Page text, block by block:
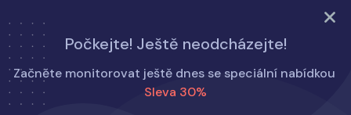
VYZKOUŠET NYNÍ
Počkejte! Ještě neodcházejte!
Začněte monitorovat ještě dnes se speciální nabídkou
Sleva 30%
Domů
Alternativy k Eyezy
Recenze Detectico: Je Detectico legitimní pro sledování
telefonu?